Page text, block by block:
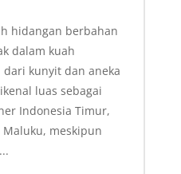
hidangan berbahan
dalam kuah
kunyit dan aneka
luas sebagai
Indonesia Timur,
meskipun